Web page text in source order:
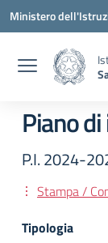
Vai ai contenuti
Vai al menu di
Vai al footer
Ministero
Piano
P.I. 2024-
Stampa /
Tipologia